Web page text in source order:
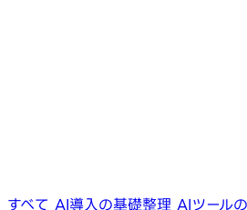
すべて AI導入の基礎整理 AIツール